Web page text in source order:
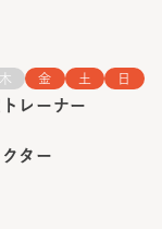
木 金 土 日
レーナー
ター